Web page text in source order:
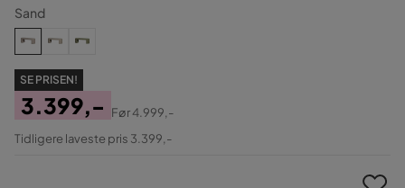
Sand
SE PRISEN!
Pris
3.399,-
Original
Før4.999,-
Tidligere laveste pris 3.399,-